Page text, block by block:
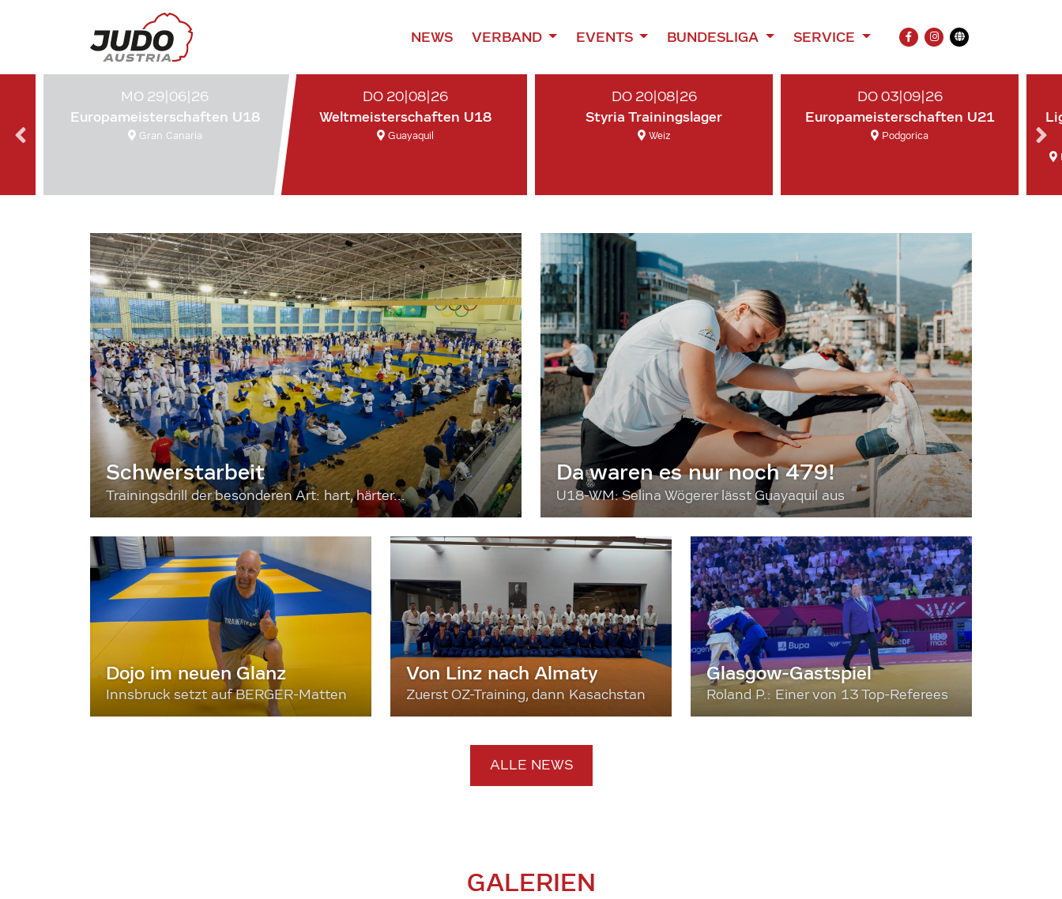
NEWS VERBAND EVENTS BUNDESLIGA SERVICE
FACEBOOK
INSTAGRAM
Übersetzung
MO 29|06|26
Europameisterschaften U18
Gran Canaria
DO 20|08|26
Weltmeisterschaften U18
Guayaquil
DO 20|08|26
Styria Trainingslager
Weiz
DO 03|09|26
Europameisterschaften U21
Podgorica
Schwerstarbeit
Trainingsdrill der besonderen Art: hart, härter...
Da waren es nur noch 479!
U18-WM: Selina Wögerer lässt Guayaquil aus
Dojo im neuen Glanz
Innsbruck setzt auf BERGER-Matten
Von Linz nach Almaty
Zuerst OZ-Training, dann Kasachstan
Glasgow-Gastspiel
Roland P.: Einer von 13 Top-Referees
ALLE NEWS
GALERIEN